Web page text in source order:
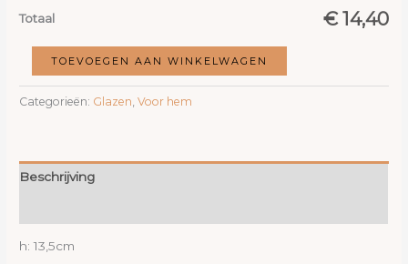
Totaal € 14,40
Bierbeker
met
handvat
TOEVOEGEN AAN WINKELWAGEN
Categorieën: Glazen,Voor hem
Beschrijving
h: 13,5cm